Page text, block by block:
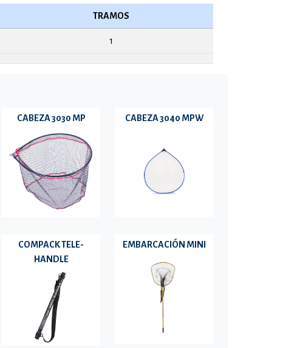
TRAMOS
1
CABEZA 3030 MP CABEZA 3040 MPW
COMPACK TELE-
HANDLE
EMBARCACIÓN MINI